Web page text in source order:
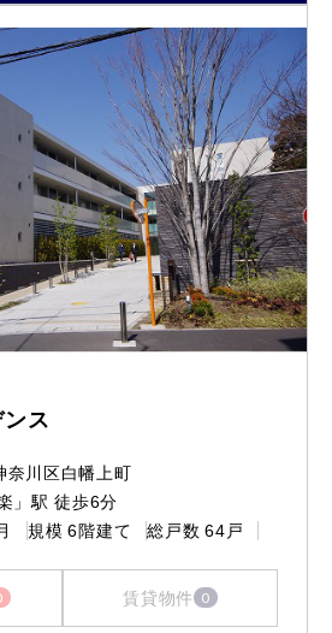
ス
奈川区白幡上町
」駅 徒歩6分
規模 6階建て 総戸数 64戸
賃貸物件 0